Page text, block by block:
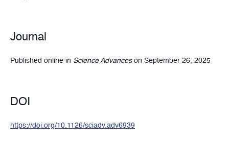
Journal
Published online in Science Advanceson September 26, 2025
DOI
https://doi.org/10.1126/sciadv.adv6939